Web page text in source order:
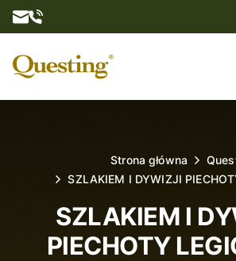
O nas
Aktualności
Kontakt
Strona główna
SZLAKIEM I DYWIZJI
SZLAKIEM I
PIECHOTY